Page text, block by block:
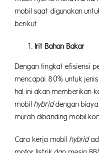
mobil saat digunakan
berikut:
Irit Bahan Bakar
Dengan tingkat efisiensi
mencapai 80% untuk
hal ini akan memberikan
mobil hybriddengan biaya
murah dibanding mobil
Cara kerja mobil hybrid